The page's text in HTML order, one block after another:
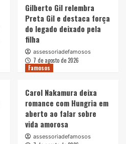
Gilberto Gil relembra
Preta Gil e destaca força
do legado deixado pela
filha
assessoriadefamosos
7 de agosto de 2026
Famosos
Carol Nakamura deixa
romance com Hungria em
aberto ao falar sobre
vida amorosa
assessoriadefamosos